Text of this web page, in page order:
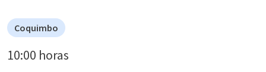
Coquimbo
10:00 horas